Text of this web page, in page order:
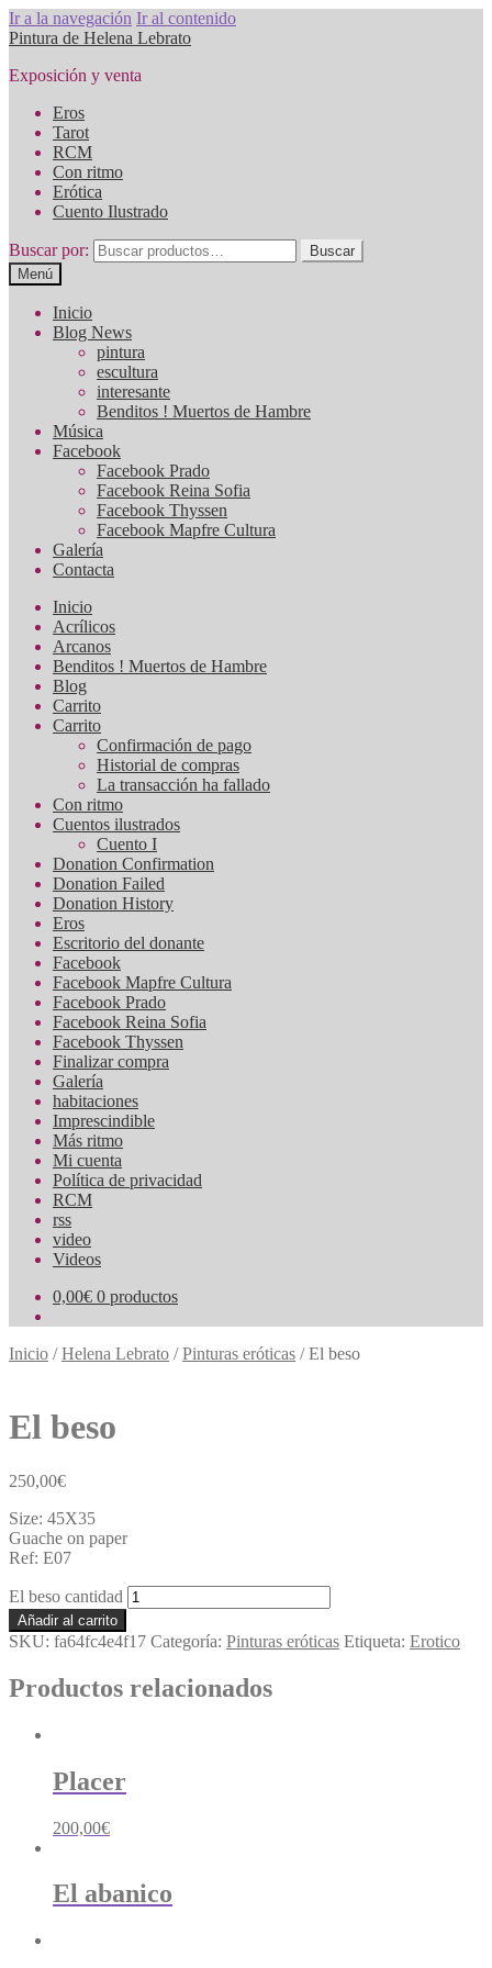
Ir a la navegación Ir al contenido
Pintura de Helena Lebrato
Exposición y venta
Eros
Tarot
RCM
Con ritmo
Erótica
Cuento Ilustrado
Buscar por:
Buscar
Menú
Inicio
Blog News
pintura
escultura
interesante
Benditos ! Muertos de Hambre
Música
Facebook
Facebook Prado
Facebook Reina Sofia
Facebook Thyssen
Facebook Mapfre Cultura
Galería
Contacta
Inicio
Acrílicos
Arcanos
Benditos ! Muertos de Hambre
Blog
Carrito
Carrito
Confirmación de pago
Historial de compras
La transacción ha fallado
Con ritmo
Cuentos ilustrados
Cuento I
Donation Confirmation
Donation Failed
Donation History
Eros
Escritorio del donante
Facebook
Facebook Mapfre Cultura
Facebook Prado
Facebook Reina Sofia
Facebook Thyssen
Finalizar compra
Galería
habitaciones
Imprescindible
Más ritmo
Mi cuenta
Política de privacidad
RCM
rss
video
Videos
0,00€ 0 productos
Inicio /Helena Lebrato /Pinturas eróticas /El beso
El beso
250,00€
Size: 45X35
Guache on paper
Ref: E07
El beso cantidad
Añadir al carrito
SKU: fa64fc4e4f17 Categoría: Pinturas eróticas Etiqueta: Erotico
Productos relacionados
Placer
200,00€
El abanico